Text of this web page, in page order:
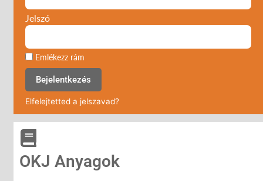
Jelszó
Emlékezz rám
Bejelentkezés
Elfelejtetted a jelszavad?
OKJ Anyagok